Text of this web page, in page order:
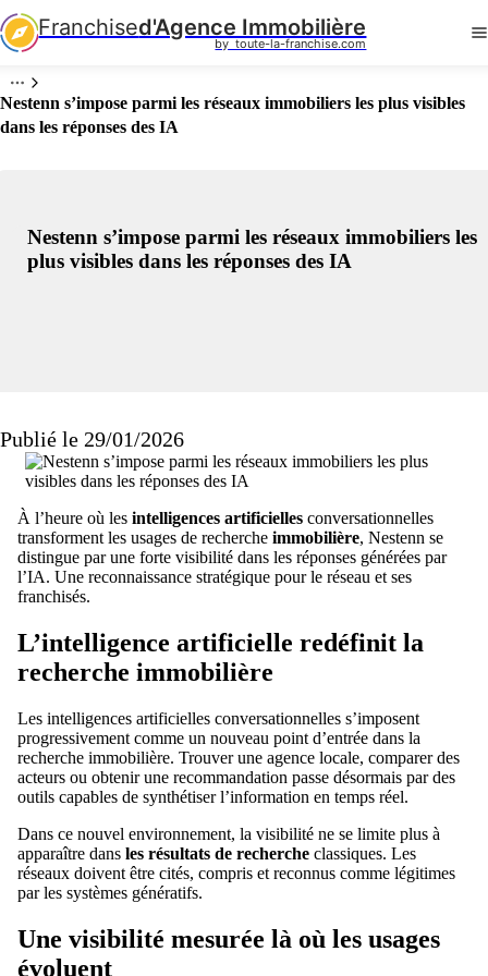
Franchised'Agence Immobilière
by  toute-la-franchise.com
Nestenn s’impose parmi les réseaux immobiliers les plus visibles
dans les réponses des IA
Nestenn s’impose parmi les réseaux immobiliers les
plus visibles dans les réponses des IA
Publié le 29/01/2026
À l’heure où les intelligences artificielles conversationnelles
transforment les usages de recherche immobilière, Nestenn se
distingue par une forte visibilité dans les réponses générées par
l’IA. Une reconnaissance stratégique pour le réseau et ses
franchisés.
L’intelligence artificielle redéfinit la
recherche immobilière
Les intelligences artificielles conversationnelles s’imposent
progressivement comme un nouveau point d’entrée dans la
recherche immobilière. Trouver une agence locale, comparer des
acteurs ou obtenir une recommandation passe désormais par des
outils capables de synthétiser l’information en temps réel.
Dans ce nouvel environnement, la visibilité ne se limite plus à
apparaître dans les résultats de recherche classiques. Les
réseaux doivent être cités, compris et reconnus comme légitimes
par les systèmes génératifs.
Une visibilité mesurée là où les usages
évoluent